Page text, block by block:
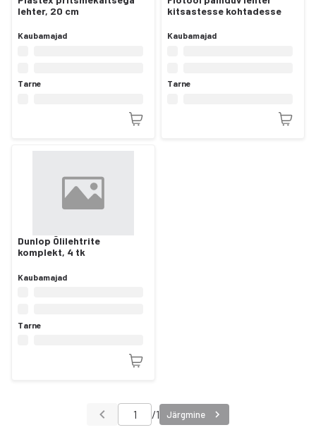
lehter, 20 cm
Kaubamajad
Tarne
kitsastesse kohtadesse
Kaubamajad
Tarne
Dunlop Õlilehtrite
komplekt, 4 tk
Kaubamajad
Tarne
/1 Järgmine